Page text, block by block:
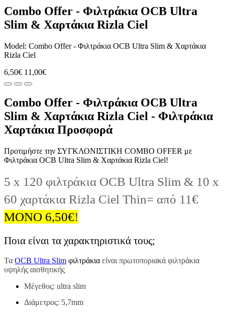
Combo Offer - Φιλτράκια OCB Ultra
Slim & Χαρτάκια Rizla Ciel
Model: Combo Offer - Φιλτράκια OCB Ultra Slim & Χαρτάκια
Rizla Ciel
6,50€ 11,00€
Combo Offer - Φιλτράκια OCB Ultra
Slim & Χαρτάκια Rizla Ciel - Φιλτράκια
Χαρτάκια Προσφορά
Προτιμήστε την ΣΥΓΚΛΟΝΙΣΤΙΚΗ COMBO OFFER με
Φιλτράκια OCB Ultra Slim & Χαρτάκια Rizla Ciel!
5 x 120 φιλτράκια OCB Ultra Slim & 10 x
60 χαρτάκια Rizla Ciel Thin= από 11€
ΜΟΝΟ 6,50€!
Ποια είναι τα χαρακτηριστικά τους;
Τα OCB Ultra Slim φιλτράκια είναι πρωτοποριακά φιλτράκια
υψηλής αισθητικής
Μέγεθος: ultra slim
Διάμετρος: 5,7mm